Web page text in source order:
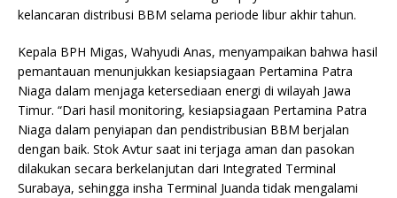
kelancaran distribusi BBM selama periode libur akhir tahun.
Kepala BPH Migas, Wahyudi Anas, menyampaikan bahwa hasil
pemantauan menunjukkan kesiapsiagaan Pertamina Patra
Niaga dalam menjaga ketersediaan energi di wilayah Jawa
Timur. “Dari hasil monitoring, kesiapsiagaan Pertamina Patra
Niaga dalam penyiapan dan pendistribusian BBM berjalan
dengan baik. Stok Avtur saat ini terjaga aman dan pasokan
dilakukan secara berkelanjutan dari Integrated Terminal
Surabaya, sehingga insha Terminal Juanda tidak mengalami